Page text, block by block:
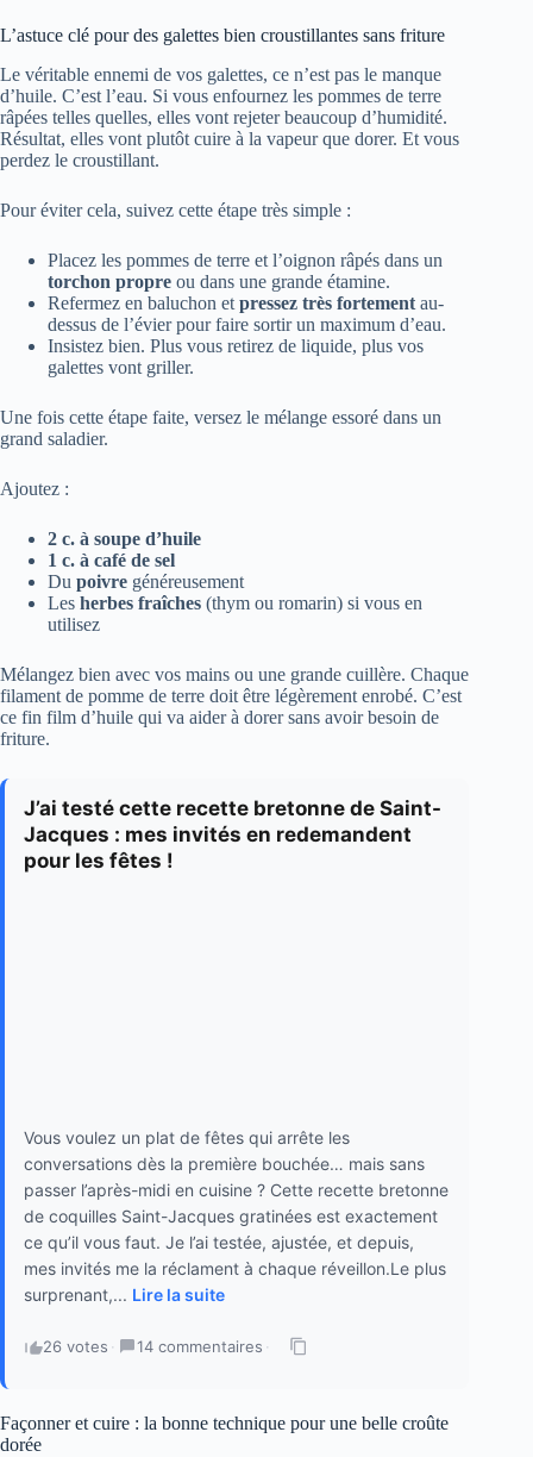
L’astuce clé pour des galettes bien croustillantes sans friture
Le véritable ennemi de vos galettes, ce n’est pas le manque
d’huile. C’est l’eau. Si vous enfournez les pommes de terre
râpées telles quelles, elles vont rejeter beaucoup d’humidité.
Résultat, elles vont plutôt cuire à la vapeur que dorer. Et vous
perdez le croustillant.
Pour éviter cela, suivez cette étape très simple :
Placez les pommes de terre et l’oignon râpés dans un
torchon propre ou dans une grande étamine.
Refermez en baluchon et pressez très fortement au-
dessus de l’évier pour faire sortir un maximum d’eau.
Insistez bien. Plus vous retirez de liquide, plus vos
galettes vont griller.
Une fois cette étape faite, versez le mélange essoré dans un
grand saladier.
Ajoutez :
2 c. à soupe d’huile
1 c. à café de sel
Du poivre généreusement
Les herbes fraîches (thym ou romarin) si vous en
utilisez
Mélangez bien avec vos mains ou une grande cuillère. Chaque
filament de pomme de terre doit être légèrement enrobé. C’est
ce fin film d’huile qui va aider à dorer sans avoir besoin de
friture.
J’ai testé cette recette bretonne de Saint-
Jacques : mes invités en redemandent
pour les fêtes !
Vous voulez un plat de fêtes qui arrête les
conversations dès la première bouchée… mais sans
passer l’après-midi en cuisine ? Cette recette bretonne
de coquilles Saint-Jacques gratinées est exactement
ce qu’il vous faut. Je l’ai testée, ajustée, et depuis,
mes invités me la réclament à chaque réveillon.Le plus
surprenant,... Lire la suite
26 votes · 14 commentaires ·
Façonner et cuire : la bonne technique pour une belle croûte
dorée